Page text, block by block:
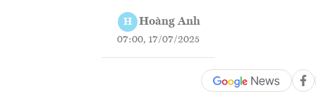
H Hoàng Anh
07:00, 17/07/2025